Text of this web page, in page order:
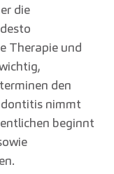
die
Therapie und
den
nimmt
beginnt